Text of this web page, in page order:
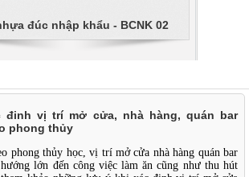
đúc nhập khẩu - BCNK 02
đinh vị trí mở cửa, nhà hàng, quán bar
phong thủy
phong thủy học, vị trí mở cửa nhà hàng quán bar
lớn đến công việc làm ăn cũng như thu hút